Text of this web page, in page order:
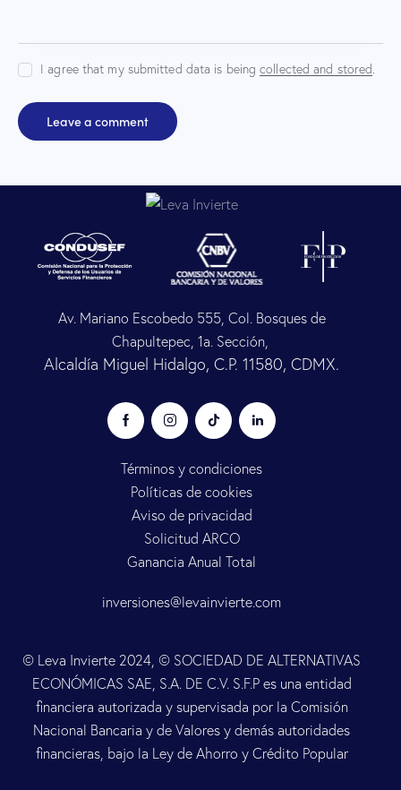
I agree that my submitted data is beingcollected and stored.
Av. Mariano Escobedo 555, Col. Bosques de
Chapultepec, 1a. Sección,
Alcaldía Miguel Hidalgo, C.P. 11580, CDMX.
Términos y condiciones
Políticas de cookies
Aviso de privacidad
Solicitud ARCO
Ganancia Anual Total
inversiones@levainvierte.com
© Leva Invierte 2024, © SOCIEDAD DE ALTERNATIVAS
ECONÓMICAS SAE, S.A. DE C.V. S.F.P es una entidad
financiera autorizada y supervisada por la Comisión
Nacional Bancaria y de Valores y demás autoridades
financieras, bajo la Ley de Ahorro y Crédito Popular